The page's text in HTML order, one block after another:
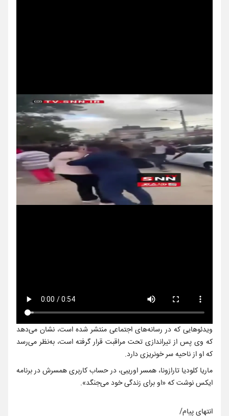
ویدئوهایی که در رسانه‌های اجتماعی منتشر شده است، نشان می‌دهد
که وی پس از تیراندازی تحت مراقبت قرار گرفته است، به‌نظر می‌رسد
که او از ناحیه سر خونریزی دارد.
ماریا کلودیا تارازونا، همسر اوریبی، در حساب کاربری همسرش در برنامه
ایکس نوشت که «او برای زندگی خود می‌جنگد».
انتهای پیام/